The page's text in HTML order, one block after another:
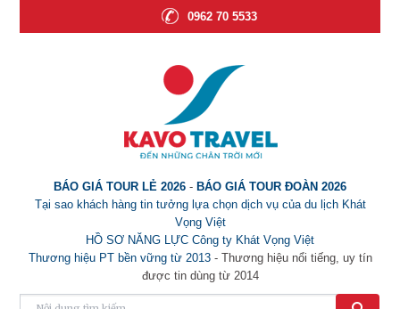
0962 70 5533
BÁO GIÁ TOUR LẺ 2026 - BÁO GIÁ TOUR ĐOÀN 2026
Tại sao khách hàng tin tưởng lựa chọn dịch vụ của du lịch Khát
Vọng Việt
HỒ SƠ NĂNG LỰC Công ty Khát Vọng Việt
Thương hiệu PT bền vững từ 2013- Thương hiệu nổi tiếng, uy tín
được tin dùng từ 2014